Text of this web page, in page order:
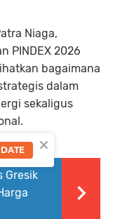
Niaga,
PINDEX 2026
bagaimana
dalam
sekaligus
Gresik
×